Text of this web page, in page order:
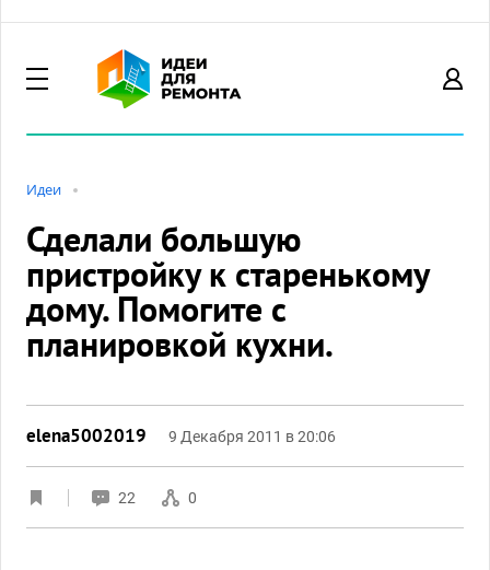
Идеи
Сделали большую
пристройку к старенькому
дому. Помогите с
планировкой кухни.
elena5002019 9 Декабря 2011 в 20:06
22 0